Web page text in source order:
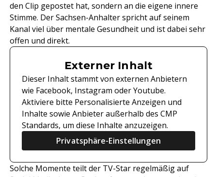
den Clip gepostet hat, sondern an die eigene innere
Stimme. Der Sachsen-Anhalter spricht auf seinem
Kanal viel über mentale Gesundheit und ist dabei sehr
offen und direkt.
Externer Inhalt
Dieser Inhalt stammt von externen Anbietern
wie Facebook, Instagram oder Youtube.
Aktiviere bitte Personalisierte Anzeigen und
Inhalte sowie Anbieter außerhalb des CMP
Standards, um diese Inhalte anzuzeigen.
Privatsphäre-Einstellungen
Solche Momente teilt der TV-Star regelmäßig auf